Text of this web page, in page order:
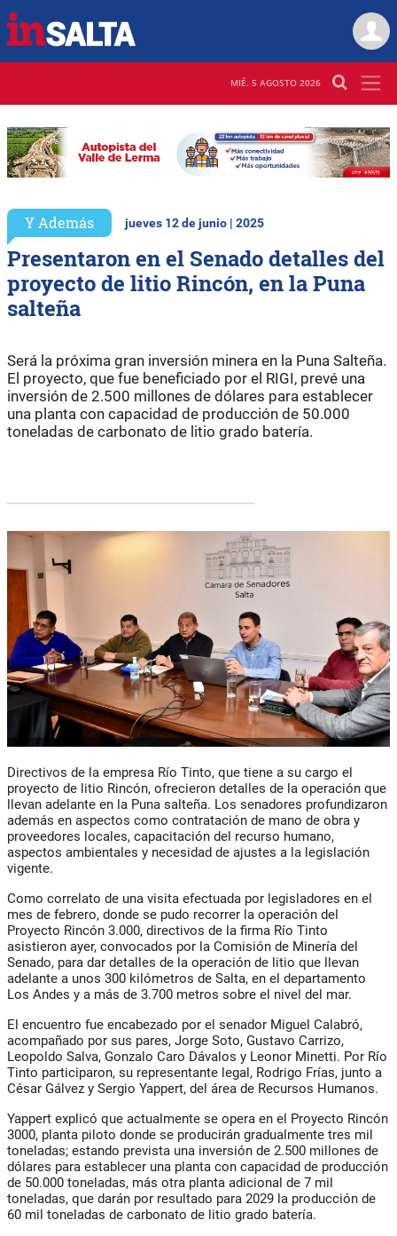
MIÉ. 5 AGOSTO 2026
Y Además jueves 12 de junio | 2025
Presentaron en el Senado detalles del
proyecto de litio Rincón, en la Puna
salteña
Será la próxima gran inversión minera en la Puna Salteña.
El proyecto, que fue beneficiado por el RIGI, prevé una
inversión de 2.500 millones de dólares para establecer
una planta con capacidad de producción de 50.000
toneladas de carbonato de litio grado batería.
Directivos de la empresa Río Tinto, que tiene a su cargo el
proyecto de litio Rincón, ofrecieron detalles de la operación que
llevan adelante en la Puna salteña. Los senadores profundizaron
además en aspectos como contratación de mano de obra y
proveedores locales, capacitación del recurso humano,
aspectos ambientales y necesidad de ajustes a la legislación
vigente.
Como correlato de una visita efectuada por legisladores en el
mes de febrero, donde se pudo recorrer la operación del
Proyecto Rincón 3.000, directivos de la firma Río Tinto
asistieron ayer, convocados por la Comisión de Minería del
Senado, para dar detalles de la operación de litio que llevan
adelante a unos 300 kilómetros de Salta, en el departamento
Los Andes y a más de 3.700 metros sobre el nivel del mar.
El encuentro fue encabezado por el senador Miguel Calabró,
acompañado por sus pares, Jorge Soto, Gustavo Carrizo,
Leopoldo Salva, Gonzalo Caro Dávalos y Leonor Minetti. Por Río
Tinto participaron, su representante legal, Rodrigo Frías, junto a
César Gálvez y Sergio Yappert, del área de Recursos Humanos.
Yappert explicó que actualmente se opera en el Proyecto Rincón
3000, planta piloto donde se producirán gradualmente tres mil
toneladas; estando prevista una inversión de 2.500 millones de
dólares para establecer una planta con capacidad de producción
de 50.000 toneladas, más otra planta adicional de 7 mil
toneladas, que darán por resultado para 2029 la producción de
60 mil toneladas de carbonato de litio grado batería.